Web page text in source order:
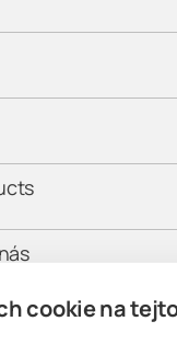
cookie na